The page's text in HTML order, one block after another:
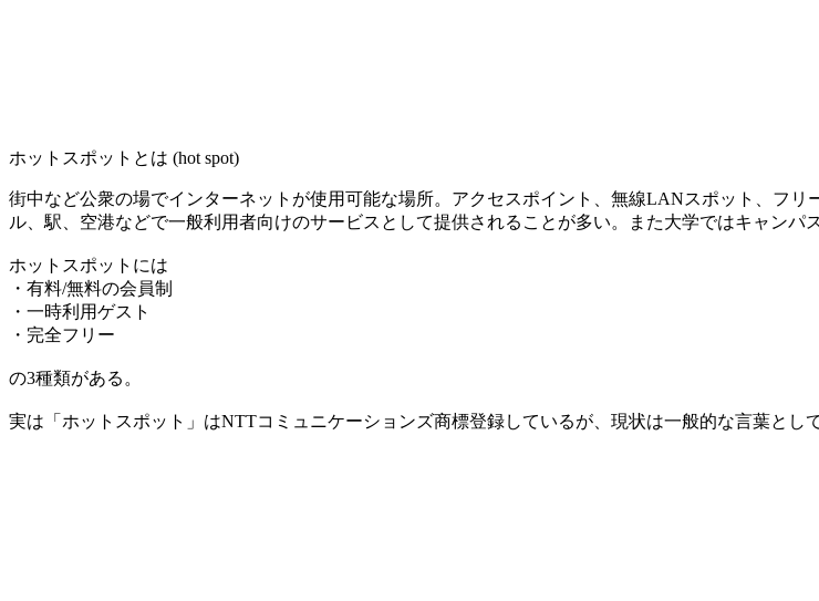
ホットスポットとは (hot spot)
街中など公衆の場でインターネットが使用可能な場所。アクセスポイント、無線LANスポット、フ
ル、駅、空港などで一般利用者向けのサービスとして提供されることが多い。また大学ではキャンパ
ホットスポットには
・有料/無料の会員制
・一時利用ゲスト
・完全フリー
の3種類がある。
実は「ホットスポット」はNTTコミュニケーションズ商標登録しているが、現状は一般的な言葉とし